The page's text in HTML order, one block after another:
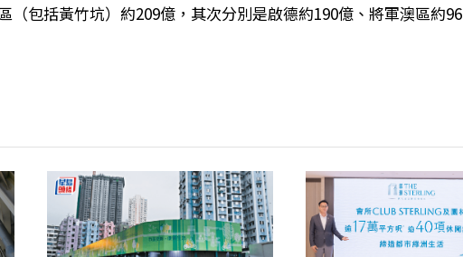
（包括黃竹坑）約209億，其次分別是啟德約190億、將軍澳區約96